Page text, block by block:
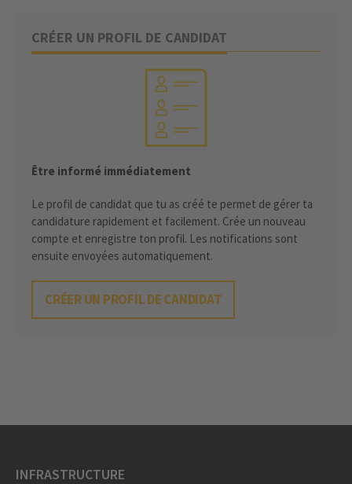
CRÉER UN PROFIL DE CANDIDAT
Être informé immédiatement
Le profil de candidat que tu as créé te permet de gérer ta
candidature rapidement et facilement. Crée un nouveau
compte et enregistre ton profil. Les notifications sont
ensuite envoyées automatiquement.
CRÉER UN PROFIL DE CANDIDAT
INFRASTRUCTURE